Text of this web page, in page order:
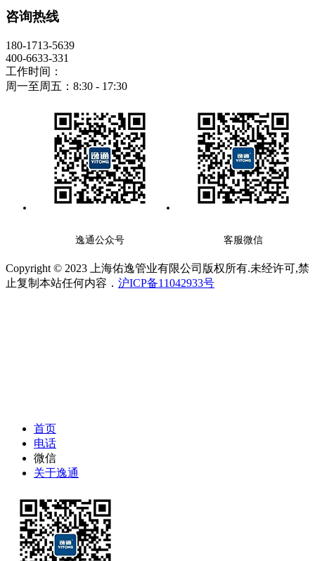
咨询热线
180-1713-5639
400-6633-331
工作时间：
周一至周五：8:30 - 17:30
逸通公众号 客服微信
Copyright © 2023 上海佑逸管业有限公司版权所有.未经许可,禁
止复制本站任何内容． 沪ICP备11042933号
首页
电话
微信
关于逸通